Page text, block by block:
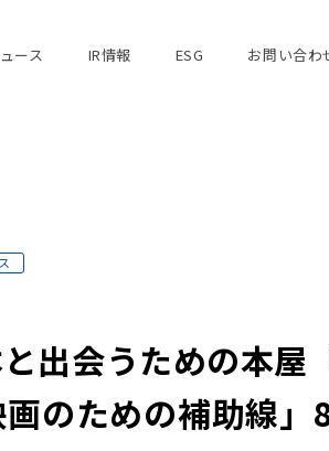
ース IR情報 ESG お問い合わ
出会うための本屋
のための補助線